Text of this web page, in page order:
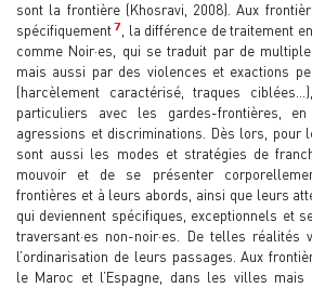
sont la frontière (Khosravi, 2008). Aux
spécifiquement7
, la différence de traitement
comme Noir·es, qui se traduit par de
mais aussi par des violences et exactions
(harcèlement caractérisé, traques
particuliers avec les gardes-frontières,
agressions et discriminations. Dès lors, pour
sont aussi les modes et stratégies de
mouvoir et de se présenter
frontières et à leurs abords, ainsi que leurs
qui deviennent spécifiques, exceptionnels et
traversant·es non-noir·es. De telles réalités
l’ordinarisation de leurs passages. Aux
le Maroc et l’Espagne, dans les villes